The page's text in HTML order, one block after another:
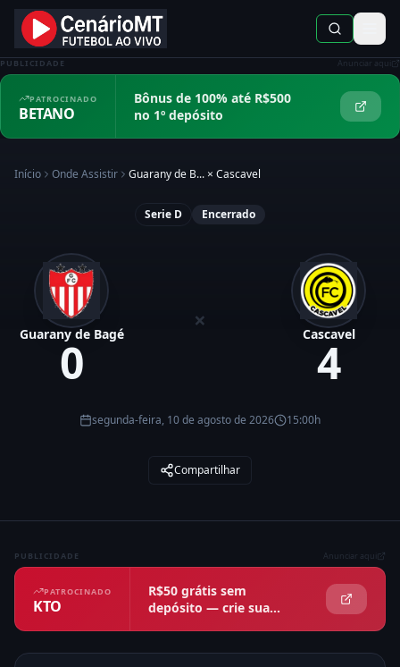
PUBLICIDADE Anunciar aqui
PATROCINADO
BETANO
Bônus de 100% até R$500
no 1º depósito
Início Onde Assistir Guarany de B... × Cascavel
Serie D Encerrado
Guarany de Bagé
0
× Cascavel
4
segunda-feira, 10 de agosto de 2026 15:00h
Compartilhar
PUBLICIDADE Anunciar aqui
PATROCINADO
KTO
R$50 grátis sem
depósito — crie sua